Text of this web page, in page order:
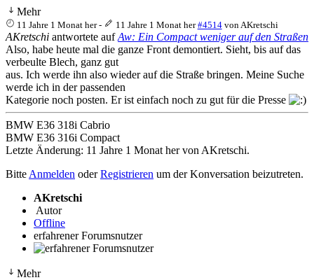
Mehr
11 Jahre 1 Monat her- 11 Jahre 1 Monat her #4514 von AKretschi
AKretschi antwortete aufAw: Ein Compact weniger auf den Straßen
Also, habe heute mal die ganze Front demontiert. Sieht, bis auf das
verbeulte Blech, ganz gut
aus. Ich werde ihn also wieder auf die Straße bringen. Meine Suche
werde ich in der passenden
Kategorie noch posten. Er ist einfach noch zu gut für die Presse
BMW E36 318i Cabrio
BMW E36 316i Compact
Letzte Änderung: 11 Jahre 1 Monat her von AKretschi.
Bitte Anmelden oderRegistrieren um der Konversation beizutreten.
AKretschi
Autor
Offline
erfahrener Forumsnutzer
Mehr